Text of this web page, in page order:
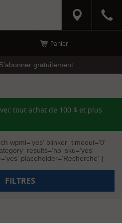
Panier
S'abonner gratuitement
tout achat de 100 $ et plus
wpml='yes' blinker_timeout='0'
sku='yes'
placeholder='Recherche' ]
FILTRES